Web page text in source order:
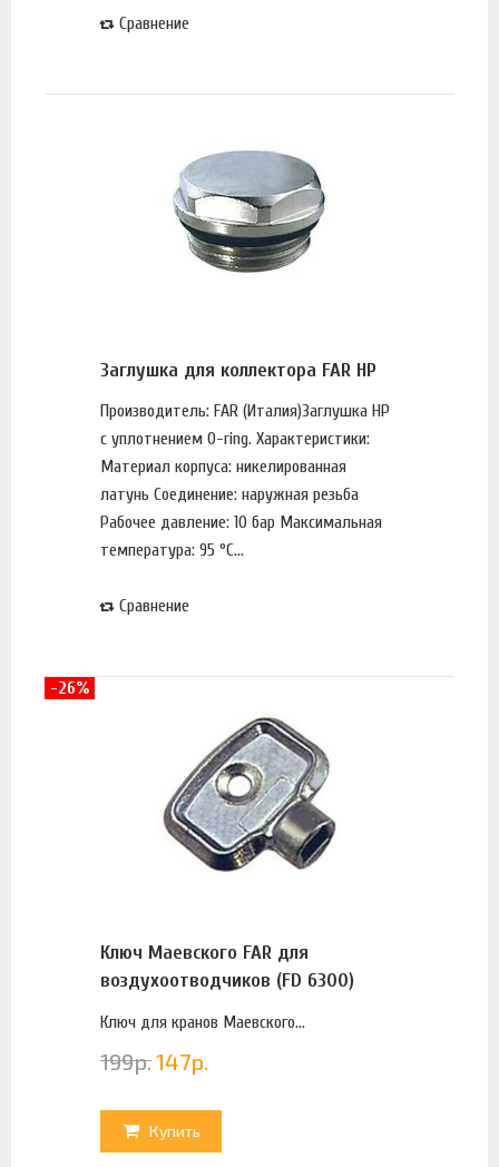
Сравнение
Заглушка для коллектора FAR НР
Производитель: FAR (Италия)Заглушка НР
с уплотнением O-ring. Характеристики:
Материал корпуса: никелированная
латунь Соединение: наружная резьба
Рабочее давление: 10 бар Максимальная
температура: 95 °С...
Сравнение
Ключ Маевского FAR для
воздухоотводчиков (FD 6300)
Ключ для кранов Маевского...
199р.147р.
Купить
-26%